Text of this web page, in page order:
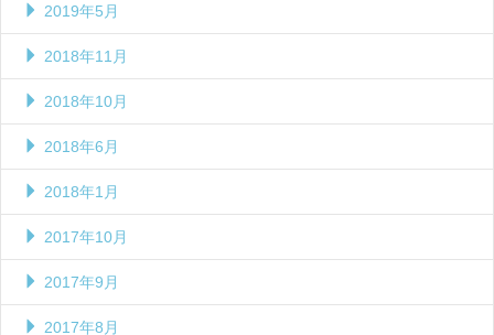
2019年5月
2018年11月
2018年10月
2018年6月
2018年1月
2017年10月
2017年9月
2017年8月